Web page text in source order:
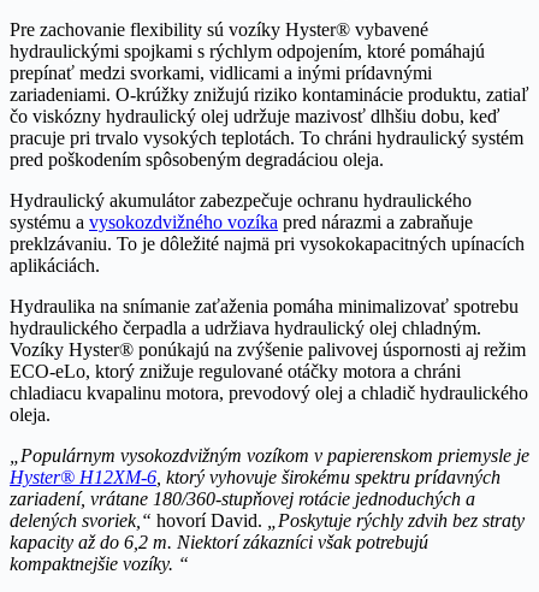
Pre zachovanie flexibility sú vozíky Hyster® vybavené
hydraulickými spojkami s rýchlym odpojením, ktoré pomáhajú
prepínať medzi svorkami, vidlicami a inými prídavnými
zariadeniami. O-krúžky znižujú riziko kontaminácie produktu, zatiaľ
čo viskózny hydraulický olej udržuje mazivosť dlhšiu dobu, keď
pracuje pri trvalo vysokých teplotách. To chráni hydraulický systém
pred poškodením spôsobeným degradáciou oleja.
Hydraulický akumulátor zabezpečuje ochranu hydraulického
systému a vysokozdvižného vozíka pred nárazmi a zabraňuje
preklzávaniu. To je dôležité najmä pri vysokokapacitných upínacích
aplikáciách.
Hydraulika na snímanie zaťaženia pomáha minimalizovať spotrebu
hydraulického čerpadla a udržiava hydraulický olej chladným.
Vozíky Hyster® ponúkajú na zvýšenie palivovej úspornosti aj režim
ECO-eLo, ktorý znižuje regulované otáčky motora a chráni
chladiacu kvapalinu motora, prevodový olej a chladič hydraulického
oleja.
„Populárnym vysokozdvižným vozíkom v papierenskom priemysle je
Hyster® H12XM-6 , ktorý vyhovuje širokému spektru prídavných
zariadení, vrátane 180/360-stupňovej rotácie jednoduchých a
delených svoriek,“ hovorí David.
„Poskytuje rýchly zdvih bez straty
kapacity až do 6,2 m. Niektorí zákazníci však potrebujú
kompaktnejšie vozíky. “